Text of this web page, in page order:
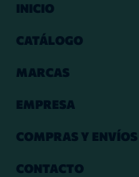
INICIO
CATÁLOGO
MARCAS
EMPRESA
COMPRAS Y ENVÍOS
CONTACTO